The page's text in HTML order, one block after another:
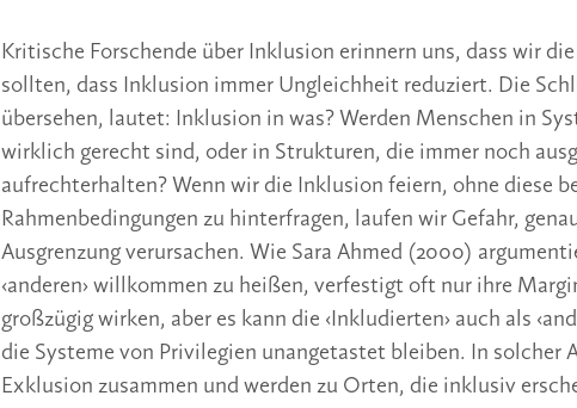
Kritische Forschende über Inklusion erinnern uns, dass wir
sollten, dass Inklusion immer Ungleichheit reduziert. Die
übersehen, lautet: Inklusion in was? Werden Menschen in
wirklich gerecht sind, oder in Strukturen, die immer noch
aufrechterhalten? Wenn wir die Inklusion feiern, ohne diese
Rahmenbedingungen zu hinterfragen, laufen wir Gefahr,
Ausgrenzung verursachen. Wie Sara Ahmed (2000)
‹anderen› willkommen zu heißen, verfestigt oft nur ihre
großzügig wirken, aber es kann die ‹Inkludierten› auch als
die Systeme von Privilegien unangetastet bleiben. In solcher
Exklusion zusammen und werden zu Orten, die inklusiv